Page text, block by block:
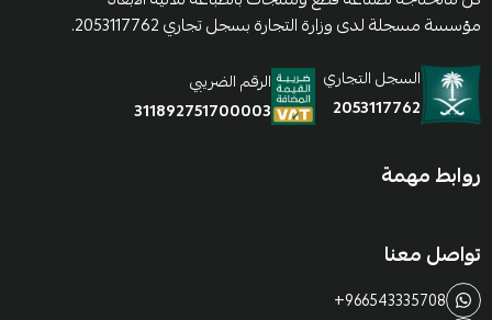
مؤسسة مسجلة لدى وزارة التجارة بسجل تجاري 2053117762.
السجل التجاري
2053117762
الرقم الضريبي
311892751700003
روابط مهمة
تواصل معنا
+966543335708